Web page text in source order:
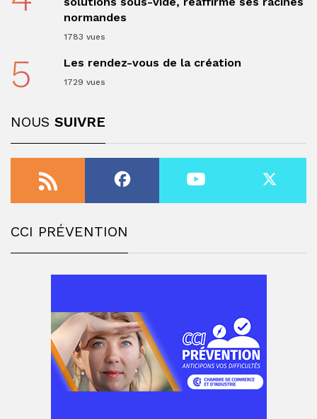
normandes
1783 vues
5 Les rendez-vous de la création
1729 vues
NOUS SUIVRE
CCI PRÉVENTION